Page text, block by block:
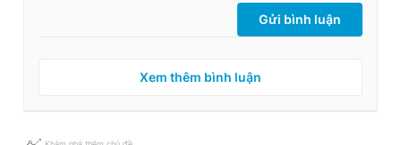
Gửi bình luận
Xem thêm bình luận